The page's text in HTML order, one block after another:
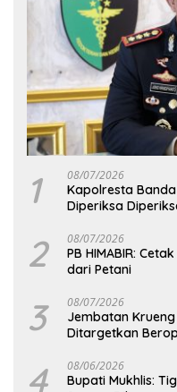
1 08/07/2026
Kapolresta
Diperiksa
2 08/07/2026
PB HIMABIR:
dari Petani
3 08/07/2026
Jembatan
Ditargetkan
4 08/06/2026
Bupati Mukhlis: